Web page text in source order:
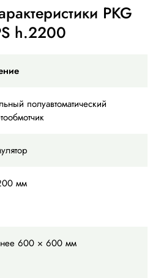
PKG
h.2200
полуавтоматический
мм
600 × 600 мм